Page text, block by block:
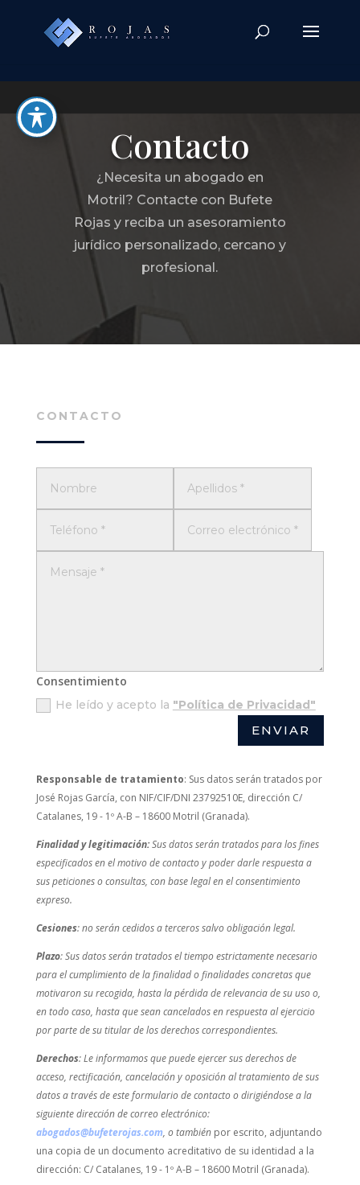
Contacto
¿Necesita un abogado en
Motril? Contacte con Bufete
Rojas y reciba un asesoramiento
jurídico personalizado, cercano y
profesional.
CONTACTO
Consentimiento
He leído y acepto la "Política de Privacidad"
ENVIAR
Responsable de tratamiento: Sus datos serán tratados por
José Rojas García, con NIF/CIF/DNI 23792510E, dirección C/
Catalanes, 19 - 1º A-B – 18600 Motril (Granada).
Finalidad y legitimación:Sus datos serán tratados para los fines
especificados en el motivo de contacto y poder darle respuesta a
sus peticiones o consultas, con base legal en el consentimiento
expreso.
Cesiones: no serán cedidos a terceros salvo obligación legal.
Plazo: Sus datos serán tratados el tiempo estrictamente necesario
para el cumplimiento de la finalidad o finalidades concretas que
motivaron su recogida, hasta la pérdida de relevancia de su uso o,
en todo caso, hasta que sean cancelados en respuesta al ejercicio
por parte de su titular de los derechos correspondientes.
Derechos: Le informamos que puede ejercer sus derechos de
acceso, rectificación, cancelación y oposición al tratamiento de sus
datos a través de este formulario de contacto o dirigiéndose a la
siguiente dirección de correo electrónico:
abogados@bufeterojas.com, o también por escrito, adjuntando
una copia de un documento acreditativo de su identidad a la
dirección: C/ Catalanes, 19 - 1º A-B – 18600 Motril (Granada).